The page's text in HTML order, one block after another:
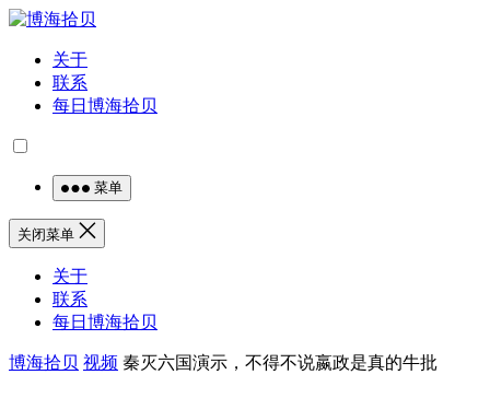
关于
联系
每日博海拾贝
菜单
关闭菜单
关于
联系
每日博海拾贝
博海拾贝 视频 秦灭六国演示，不得不说嬴政是真的牛批